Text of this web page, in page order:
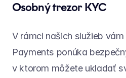
Osobný trezor KYC
V rámci našich služieb
Payments ponúka
v ktorom môžete ukladať